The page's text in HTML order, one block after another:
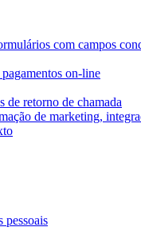
com campos
on-line
de retorno de chamada
de marketing,
pessoais